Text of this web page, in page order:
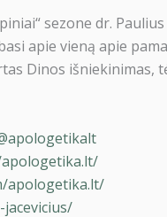
sezone dr.
apie vieną apie
Dinos išniekinimas,
apologetika.lt/